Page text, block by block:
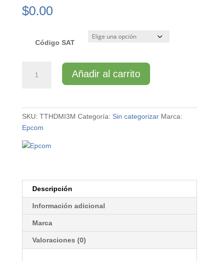
$0.00
Código SAT
cantidad
Añadir al carrito
SKU: TTHDMI3M Categoría: Sin categorizar Marca:
Epcom
Descripción
Información adicional
Marca
Valoraciones (0)